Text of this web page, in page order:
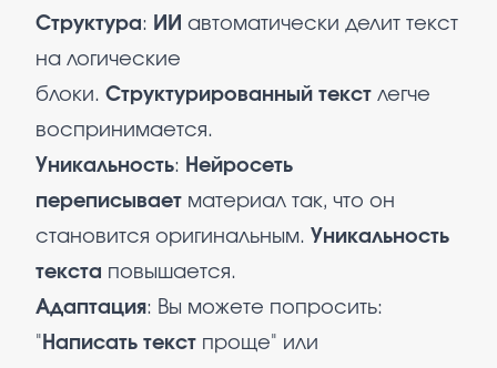
Структура: ИИ автоматически делит текст
на логические
блоки. Структурированный текст легче
воспринимается.​
Уникальность: Нейросеть
переписывает материал так, что он
становится оригинальным. Уникальность
текста повышается.​
Адаптация: Вы можете попросить:
" Написать текст проще" или